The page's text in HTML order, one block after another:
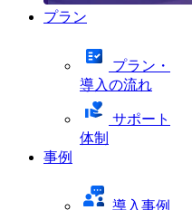
プラン
プラン・
導入の流れ
サポート
体制
事例
導入事例